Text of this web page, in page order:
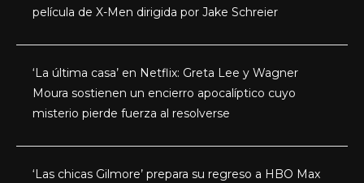
película de X-Men dirigida por Jake Schreier
‘La última casa’ en Netflix: Greta Lee y Wagner
Moura sostienen un encierro apocalíptico cuyo
misterio pierde fuerza al resolverse
‘Las chicas Gilmore’ prepara su regreso a HBO Max